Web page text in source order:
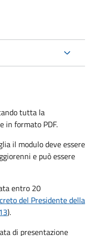
tutta la
in formato PDF.
il modulo deve essere
e può essere
entro 20
del Presidente della
).
di presentazione